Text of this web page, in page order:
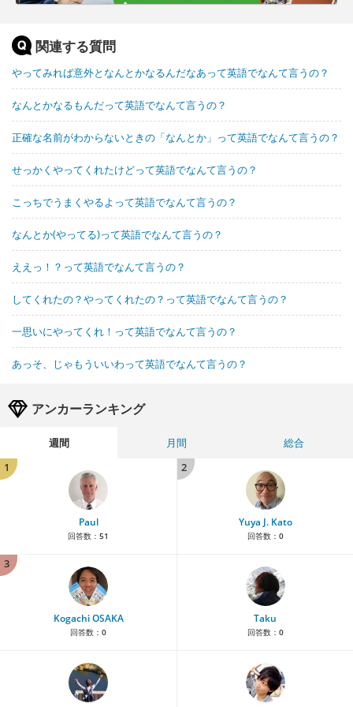
関連する質問
やってみれば意外となんとかなるんだなあって英語でなんて言うの？
なんとかなるもんだって英語でなんて言うの？
正確な名前がわからないときの「なんとか」って英語でなんて言うの？
せっかくやってくれたけどって英語でなんて言うの？
こっちでうまくやるよって英語でなんて言うの？
なんとか(やってる)って英語でなんて言うの？
ええっ！？って英語でなんて言うの？
してくれたの？やってくれたの？って英語でなんて言うの？
一思いにやってくれ！って英語でなんて言うの？
あっそ、じゃもういいわって英語でなんて言うの？
アンカーランキング
週間 月間
総合
1
Paul
回答数： 51
2
Yuya J. Kato
回答数： 0
3
Kogachi OSAKA
回答数： 0
Taku
回答数： 0